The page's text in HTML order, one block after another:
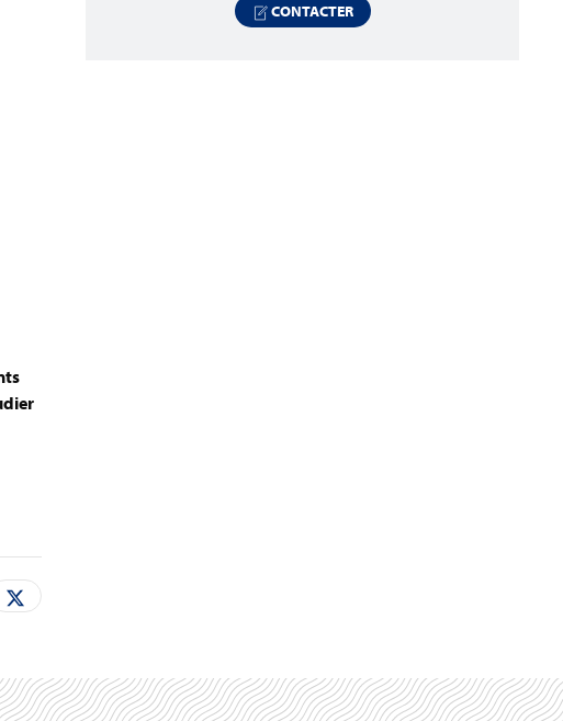
CONTACTER